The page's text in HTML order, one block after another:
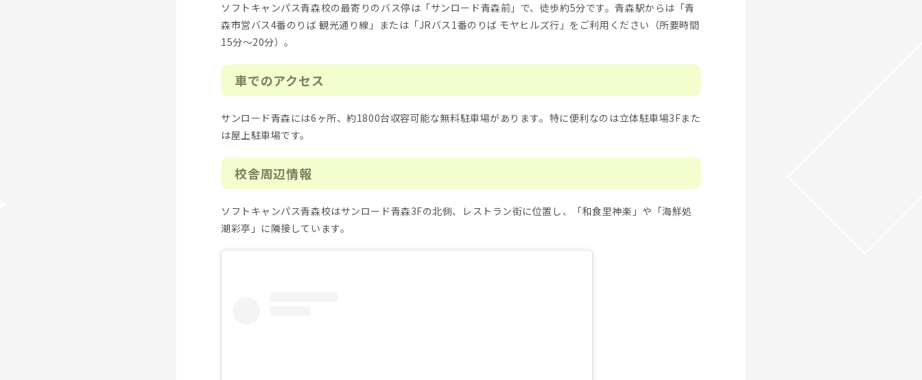
ソフトキャンパス青森校の最寄りのバス停は「サンロード青森前」で、徒歩約5分です。青森駅からは「青
森市営バス4番のりば 観光通り線」または「JRバス1番のりば モヤヒルズ行」をご利用ください（所要時間
15分～20分）。
車でのアクセス
サンロード青森には6ヶ所、約1800台収容可能な無料駐車場があります。特に便利なのは立体駐車場3Fまた
は屋上駐車場です。
校舎周辺情報
ソフトキャンパス青森校はサンロード青森3Fの北側、レストラン街に位置し、「和食里神楽」や「海鮮処
潮彩亭」に隣接しています。